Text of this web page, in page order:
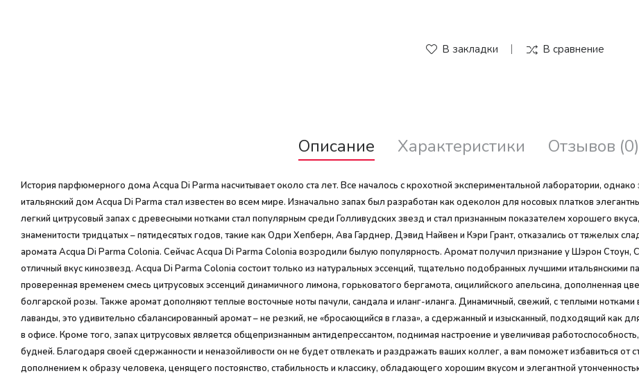
В закладки В сравнение
Описание Характеристики Отзывов (0)
История парфюмерного дома Acqua Di Parma насчитывает около ста лет. Все началось с крохотной экспериментальной лаборатории,
итальянский дом Acqua Di Parma стал известен во всем мире. Изначально запах был разработан как одеколон для носовых платков
легкий цитрусовый запах с древесными нотками стал популярным среди Голливудских звезд и стал признанным показателем хорошего
знаменитости тридцатых – пятидесятых годов, такие как Одри Хепберн, Ава Гарднер, Дэвид Найвен и Кэри Грант, отказались от тяжелых
аромата Acqua Di Parma Colonia. Сейчас Acqua Di Parma Colonia возродили былую популярность. Аромат получил признание у Шэрон Стоун,
отличный вкус кинозвезд. Acqua Di Parma Colonia состоит только из натуральных эссенций, тщательно подобранных лучшими
проверенная временем смесь цитрусовых эссенций динамичного лимона, горьковатого бергамота, сицилийского апельсина, дополненная
болгарской розы. Также аромат дополняют теплые восточные ноты пачули, сандала и иланг-иланга. Динамичный, свежий, с теплыми
лаванды, это удивительно сбалансированный аромат – не резкий, не «бросающийся в глаза», а сдержанный и изысканный, подходящий как
в офисе. Кроме того, запах цитрусовых является общепризнанным антидепрессантом, поднимая настроение и увеличивая
будней. Благодаря своей сдержанности и неназойливости он не будет отвлекать и раздражать ваших коллег, а вам поможет избавиться от
дополнением к образу человека, ценящего постоянство, стабильность и классику, обладающего хорошим вкусом и элегантной